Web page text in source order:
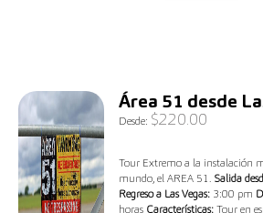
Área 51 desde
Desde: $220.00
Tour Extremo a la instalación
mundo, el AREA 51. Salida
Regreso a Las Vegas: 3:00 pm
horas Características: Tour en